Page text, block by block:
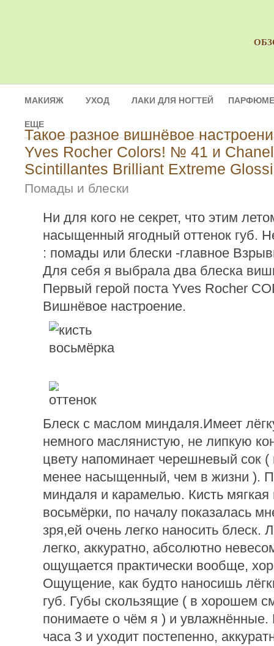
МАКИЯЖ УХОД ЛАКИ ДЛЯ НОГТЕЙ
ЕЩЕ
Такое разное вишнёвое
Yves Rocher Colors! № 41 и
Scintillantes Brilliant Extreme
Помады и блески
Ни для кого не секрет, что этим
насыщенный ягодный оттенок губ.
: помады или блески -главное
Для себя я выбрала два блеска
Первый герой поста Yves Rocher
Вишнёвое настроение.
Блеск с маслом миндаля.Имеет
немного маслянистую, не липкую
цвету напоминает черешневый сок (
менее насыщенный, чем в жизни ).
миндаля и карамелью. Кисть
восьмёрки, по началу показалась
зря,ей очень легко наносить блеск.
легко, аккуратно, абсолютно
ощущается практически вообще,
Ощущение, как будто наносишь
губ. Губы скользящие ( в хорошем
понимаете о чём я ) и увлажнённые.
часа 3 и уходит постепенно,